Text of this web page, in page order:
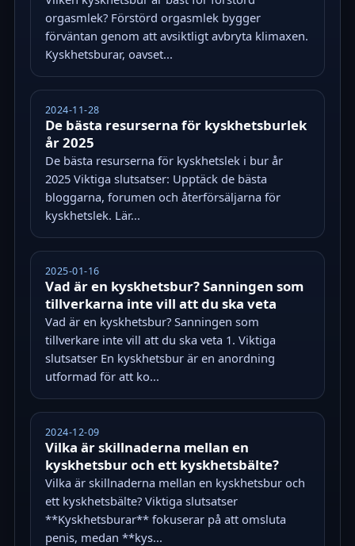
orgasmlek? Förstörd orgasmlek bygger
förväntan genom att avsiktligt avbryta klimaxen.
Kyskhetsburar, oavset...
2024-11-28
De bästa resurserna för kyskhetsburlek
år 2025
De bästa resurserna för kyskhetslek i bur år
2025 Viktiga slutsatser: Upptäck de bästa
bloggarna, forumen och återförsäljarna för
kyskhetslek. Lär...
2025-01-16
Vad är en kyskhetsbur? Sanningen som
tillverkarna inte vill att du ska veta
Vad är en kyskhetsbur? Sanningen som
tillverkare inte vill att du ska veta 1. Viktiga
slutsatser En kyskhetsbur är en anordning
utformad för att ko...
2024-12-09
Vilka är skillnaderna mellan en
kyskhetsbur och ett kyskhetsbälte?
Vilka är skillnaderna mellan en kyskhetsbur och
ett kyskhetsbälte? Viktiga slutsatser
**Kyskhetsburar** fokuserar på att omsluta
penis, medan **kys...